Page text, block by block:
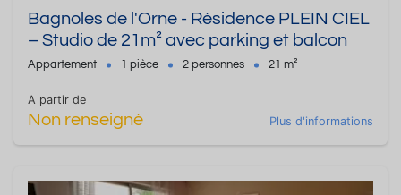
Bagnoles de l'Orne - Résidence PLEIN CIEL
– Studio de 21m² avec parking et balcon
Appartement 1 pièce 2 personnes 21 m²
A partir de
Non renseigné Plus d'informations